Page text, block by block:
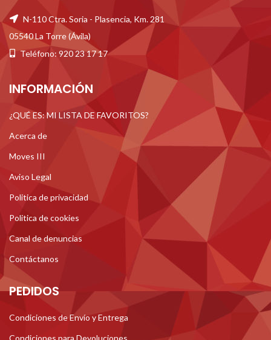
N-110 Ctra. Soria - Plasencia, Km. 281
05540 La Torre (Ávila)
Teléfono: 920 23 17 17
INFORMACIÓN
¿QUÉ ES: MI LISTA DE FAVORITOS?
Acerca de
Moves III
Aviso Legal
Politica de privacidad
Politica de cookies
Canal de denuncias
Contáctanos
PEDIDOS
Condiciones de Envío y Entrega
Condiciones para Devoluciones